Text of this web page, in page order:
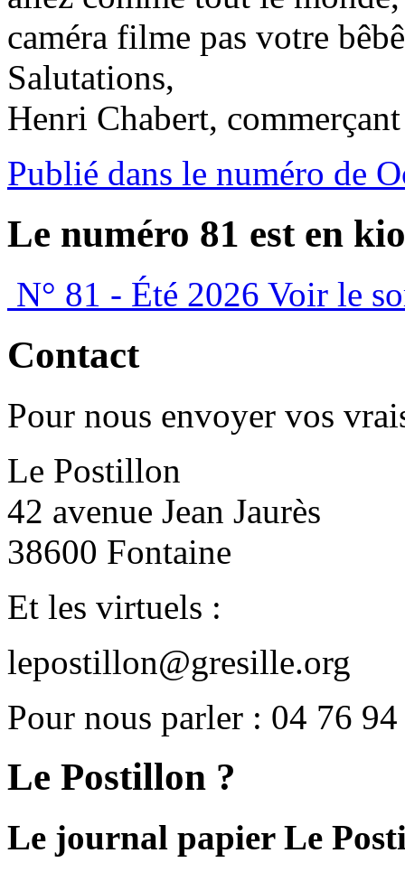
caméra filme pas votre
Salutations,
Henri Chabert,
Publié dans le numéro de
Le numéro 81 est en
N° 81 - Été 2026 Voir le
Contact
Pour nous envoyer vos
Le Postillon
42 avenue Jean Jaurès
38600 Fontaine
Et les virtuels :
lepostillon@gresille.org
Pour nous parler : 04 76
Le Postillon ?
Le journal papier Le